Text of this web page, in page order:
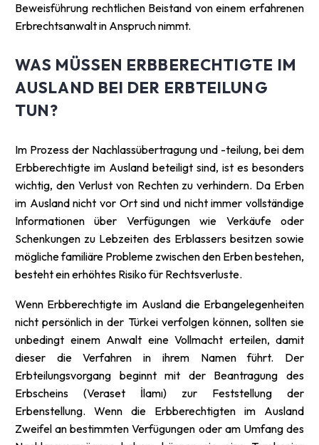
Beweisführung rechtlichen Beistand von einem erfahrenen
Erbrechtsanwalt in Anspruch nimmt.
WAS MÜSSEN ERBBERECHTIGTE IM
AUSLAND BEI DER ERBTEILUNG
TUN?
Im Prozess der Nachlassübertragung und -teilung, bei dem
Erbberechtigte im Ausland beteiligt sind, ist es besonders
wichtig, den Verlust von Rechten zu verhindern. Da Erben
im Ausland nicht vor Ort sind und nicht immer vollständige
Informationen über Verfügungen wie Verkäufe oder
Schenkungen zu Lebzeiten des Erblassers besitzen sowie
mögliche familiäre Probleme zwischen den Erben bestehen,
besteht ein erhöhtes Risiko für Rechtsverluste.
Wenn Erbberechtigte im Ausland die Erbangelegenheiten
nicht persönlich in der Türkei verfolgen können, sollten sie
unbedingt einem Anwalt eine Vollmacht erteilen, damit
dieser die Verfahren in ihrem Namen führt. Der
Erbteilungsvorgang beginnt mit der Beantragung des
Erbscheins (Veraset İlamı) zur Feststellung der
Erbenstellung. Wenn die Erbberechtigten im Ausland
Zweifel an bestimmten Verfügungen oder am Umfang des